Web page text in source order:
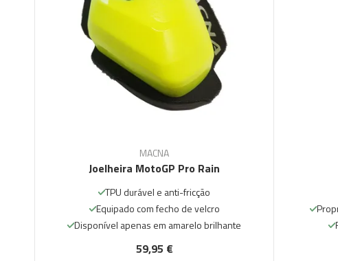
MACNA
Joelheira MotoGP Pro Rain
TPU durável e anti-fricção
Equipado com fecho de velcro
Disponível apenas em amarelo brilhante
59,95 €